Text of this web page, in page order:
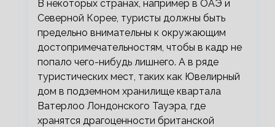
В некоторых странах, например в ОАЭ и
Северной Корее, туристы должны быть
предельно внимательны к окружающим
достопримечательностям, чтобы в кадр не
попало чего-нибудь лишнего. А в ряде
туристических мест, таких как Ювелирный
дом в подземном хранилище квартала
Ватерлоо Лондонского Тауэра, где
хранятся драгоценности британской